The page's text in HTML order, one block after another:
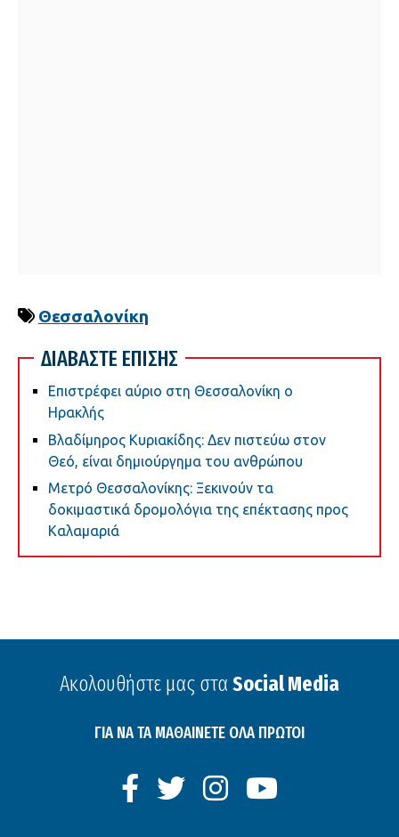
Θεσσαλονίκη
ΔΙΑΒΑΣΤΕ ΕΠΙΣΗΣ
Επιστρέφει αύριο στη Θεσσαλονίκη ο
Ηρακλής
Βλαδίμηρος Κυριακίδης: Δεν πιστεύω στον
Θεό, είναι δημιούργημα του ανθρώπου
Μετρό Θεσσαλονίκης: Ξεκινούν τα
δοκιμαστικά δρομολόγια της επέκτασης προς
Καλαμαριά
Ακολουθήστε μας στα Social Media
ΓΙΑ ΝΑ ΤΑ ΜΑΘΑΙΝΕΤΕ ΟΛΑ ΠΡΩΤΟΙ